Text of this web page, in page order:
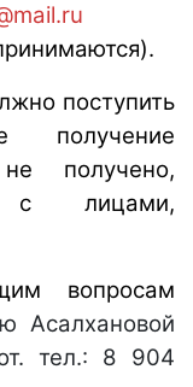
поступить
получение
получено,
с лицами,
вопросам
Асалхановой
тел.: 8 904